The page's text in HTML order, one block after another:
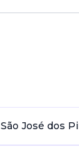
São José dos